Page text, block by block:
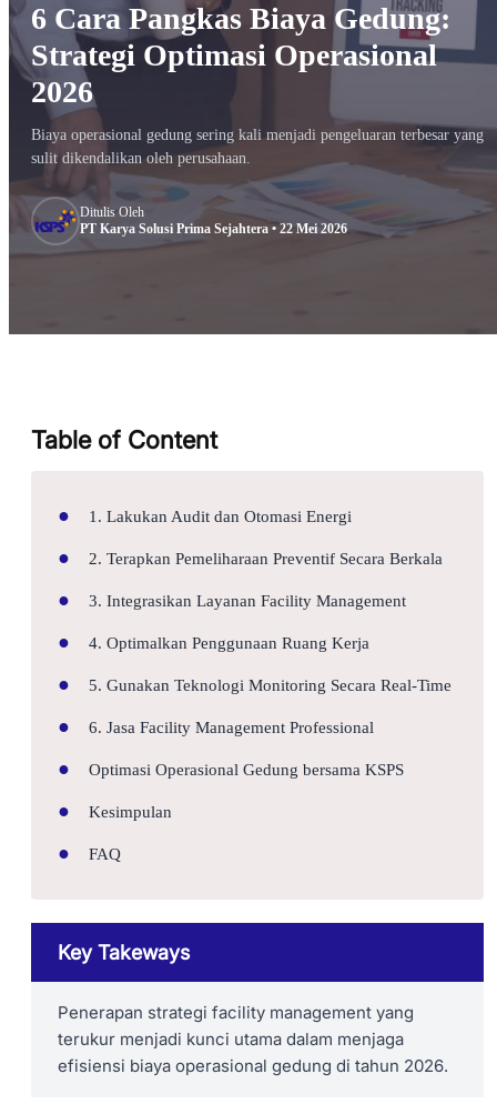
6 Cara Pangkas Biaya Gedung:
Strategi Optimasi Operasional
2026
Biaya operasional gedung sering kali menjadi pengeluaran terbesar yang
sulit dikendalikan oleh perusahaan.
Ditulis Oleh
PT Karya Solusi Prima Sejahtera • 22 Mei 2026
Table of Content
1. Lakukan Audit dan Otomasi Energi
2. Terapkan Pemeliharaan Preventif Secara Berkala
3. Integrasikan Layanan Facility Management
4. Optimalkan Penggunaan Ruang Kerja
5. Gunakan Teknologi Monitoring Secara Real-Time
6. Jasa Facility Management Professional
Optimasi Operasional Gedung bersama KSPS
Kesimpulan
FAQ
Key Takeways
Penerapan strategi facility management yang
terukur menjadi kunci utama dalam menjaga
efisiensi biaya operasional gedung di tahun 2026.